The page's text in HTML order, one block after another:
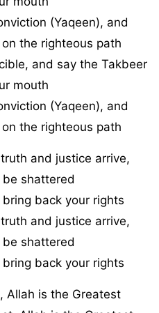
(Yaqeen), and
the righteous path
and say the Takbeer
mouth
(Yaqeen), and
the righteous path
and justice arrive,
shattered
back your rights
and justice arrive,
shattered
back your rights
Allah is the Greatest